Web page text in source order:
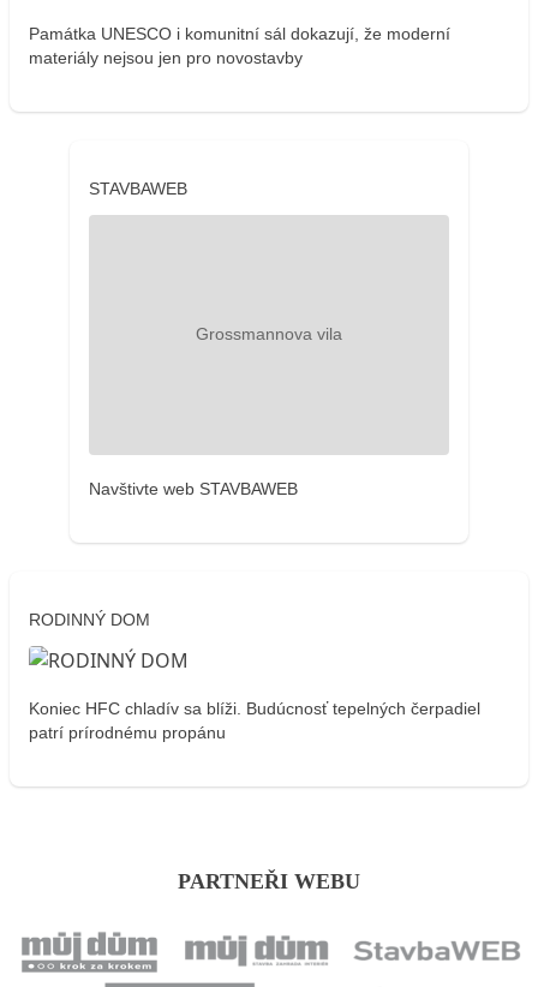
Památka UNESCO i komunitní sál dokazují, že moderní
materiály nejsou jen pro novostavby
STAVBAWEB
Navštivte web STAVBAWEB
RODINNÝ DOM
Koniec HFC chladív sa blíži. Budúcnosť tepelných čerpadiel
patrí prírodnému propánu
PARTNEŘI WEBU